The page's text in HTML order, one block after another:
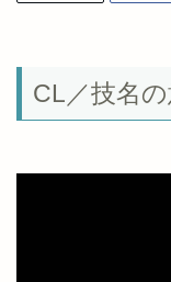
CL／技名